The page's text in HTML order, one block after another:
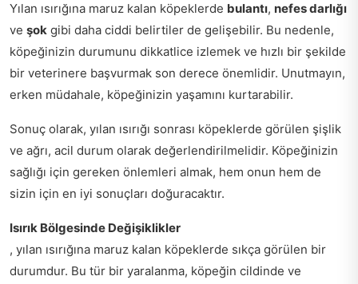
Yılan ısırığına maruz kalan köpeklerde bulantı, nefes darlığı
ve şok gibi daha ciddi belirtiler de gelişebilir. Bu nedenle,
köpeğinizin durumunu dikkatlice izlemek ve hızlı bir şekilde
bir veterinere başvurmak son derece önemlidir. Unutmayın,
erken müdahale, köpeğinizin yaşamını kurtarabilir.
Sonuç olarak, yılan ısırığı sonrası köpeklerde görülen şişlik
ve ağrı, acil durum olarak değerlendirilmelidir. Köpeğinizin
sağlığı için gereken önlemleri almak, hem onun hem de
sizin için en iyi sonuçları doğuracaktır.
Isırık Bölgesinde Değişiklikler
, yılan ısırığına maruz kalan köpeklerde sıkça görülen bir
durumdur. Bu tür bir yaralanma, köpeğin cildinde ve